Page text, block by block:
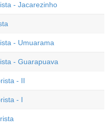
- Jacarezinho
- Umuarama
- Guarapuava
- II
- I